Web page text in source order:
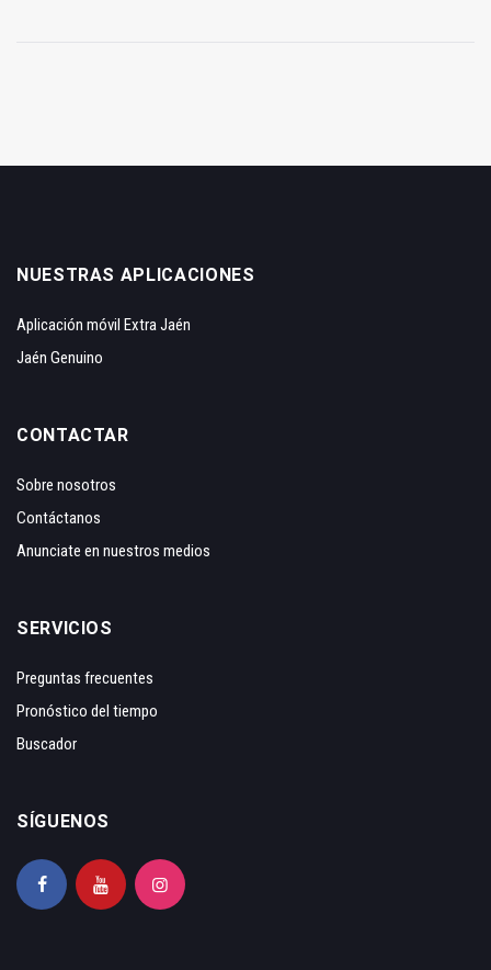
NUESTRAS APLICACIONES
Aplicación móvil Extra Jaén
Jaén Genuino
CONTACTAR
Sobre nosotros
Contáctanos
Anunciate en nuestros medios
SERVICIOS
Preguntas frecuentes
Pronóstico del tiempo
Buscador
SÍGUENOS